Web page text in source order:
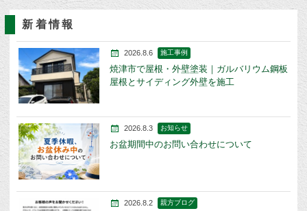
新着情報
2026.8.6 施工事例
焼津市で屋根・外壁塗装｜ガルバリウム鋼板
屋根とサイディング外壁を施工
2026.8.3 お知らせ
お盆期間中のお問い合わせについて
2026.8.2 親方ブログ